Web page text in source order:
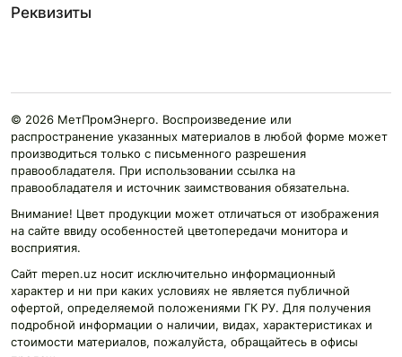
Реквизиты
© 2026 МетПромЭнерго. Воспроизведение или
распространение указанных материалов в любой форме может
производиться только с письменного разрешения
правообладателя. При использовании ссылка на
правообладателя и источник заимствования обязательна.
Внимание! Цвет продукции может отличаться от изображения
на сайте ввиду особенностей цветопередачи монитора и
восприятия.
Сайт mepen.uz носит исключительно информационный
характер и ни при каких условиях не является публичной
офертой, определяемой положениями ГК РУ. Для получения
подробной информации о наличии, видах, характеристиках и
стоимости материалов, пожалуйста, обращайтесь в офисы